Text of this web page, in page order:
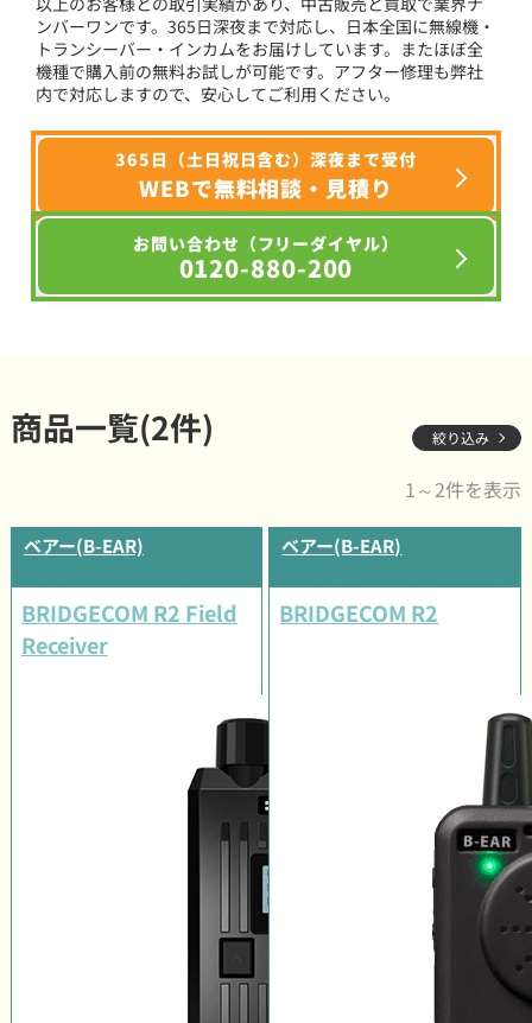
ンバーワンです。365日深夜まで対応し、日本全国に無線機・
トランシーバー・インカムをお届けしています。またほぼ全
機種で購入前の無料お試しが可能です。アフター修理も弊社
内で対応しますので、安心してご利用ください。
365日（土日祝日含む）深夜まで受付
WEBで無料相談・見積り
お問い合わせ（フリーダイヤル）
0120-880-200
商品一覧(2件) 絞り込み
1～2件を表示
ベアー(B-EAR)
BRIDGECOM R2 Field
Receiver
ベアー(B-EAR)
BRIDGECOM R2